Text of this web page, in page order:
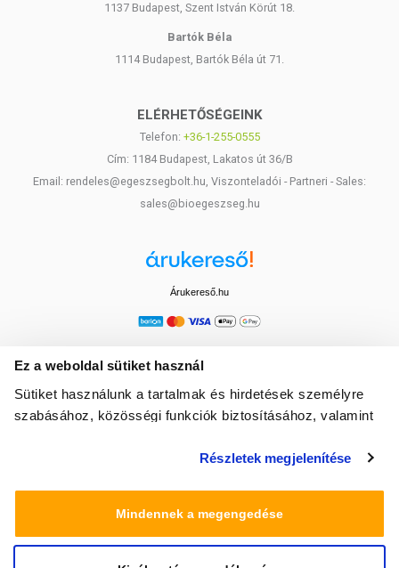
Ez a weboldal sütiket használ
Sütiket használunk a tartalmak és hirdetések személyre
szabásához, közösségi funkciók biztosításához, valamint
média-, hirdető- és elemező partnereinkkel megosztjuk az
amelyeket Ön adott meg számukra vagy az Ön által
használt más szolgáltatásokból gyűjtöttek.
Részletek megjelenítése
Mindennek a megengedése
1137 Budapest, Szent István Körút 18.
Bartók Béla
1114 Budapest, Bartók Béla út 71.
ELÉRHETŐSÉGEINK
Telefon: +36-1-255-0555
Cím: 1184 Budapest, Lakatos út 36/B
Email: rendeles@egeszsegbolt.hu, Viszonteladói - Partneri - Sales:
sales@bioegeszseg.hu
Árukereső.hu